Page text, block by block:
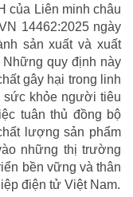
của Liên minh châu
14462:2025 ngày
sản xuất và xuất
quy định này
gây hại trong linh
sức khỏe người tiêu
tuân thủ đồng bộ
lượng sản phẩm
những thị trường
bền vững và thân
điện tử Việt Nam.